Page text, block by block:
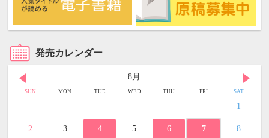
発売カレンダー
8月
SUN MON TUE WED THU FRI SAT
1
2 3 4 5 6 7 8